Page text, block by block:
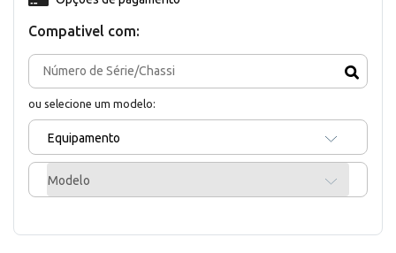
Compativel com:
ou selecione um modelo:
Equipamento
Modelo